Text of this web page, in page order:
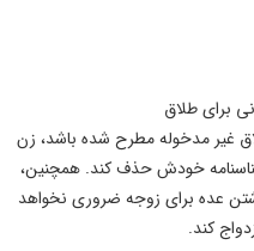
برای طلاق
غیر مدخوله مطرح شده باشد، زن
خودش حذف کند. همچنین،
عده برای زوجه ضروری نخواهد
کند.